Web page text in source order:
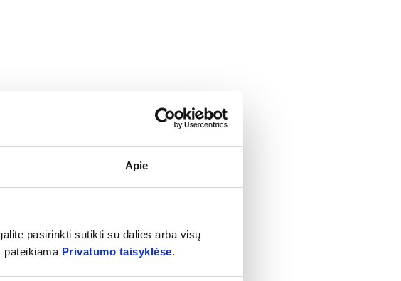
Apie
pasirinkti sutikti su dalies arba visų
pateikiama Privatumo taisyklėse.